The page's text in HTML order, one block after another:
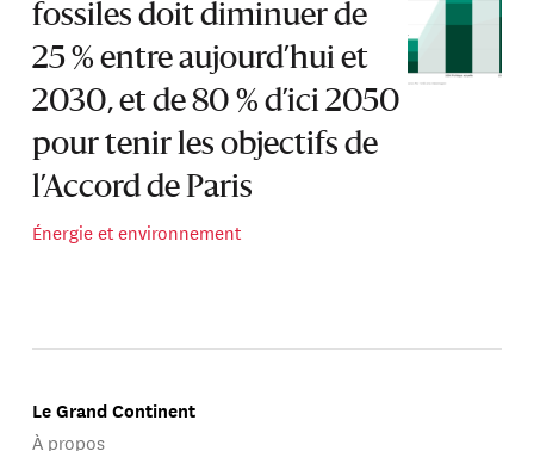
fossiles doit diminuer de
25 % entre aujourd’hui et
2030, et de 80 % d’ici 2050
pour tenir les objectifs de
l’Accord de Paris
Énergie et environnement
Le Grand Continent
À propos